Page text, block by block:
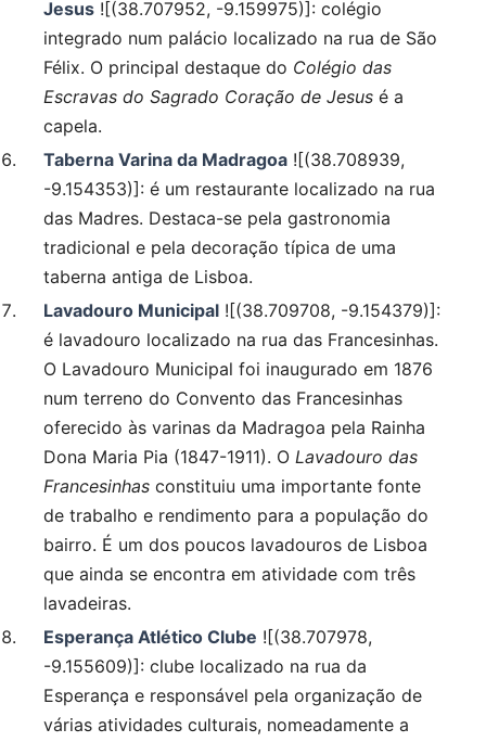
Jesus ![(38.707952, -9.159975)]: colégio
integrado num palácio localizado na rua de São
Félix. O principal destaque do Colégio das
Escravas do Sagrado Coração de Jesus é a
capela.
Taberna Varina da Madragoa ![(38.708939,
-9.154353)]: é um restaurante localizado na rua
das Madres. Destaca-se pela gastronomia
tradicional e pela decoração típica de uma
taberna antiga de Lisboa.
Lavadouro Municipal ![(38.709708, -9.154379)]:
é lavadouro localizado na rua das Francesinhas.
O Lavadouro Municipal foi inaugurado em 1876
num terreno do Convento das Francesinhas
oferecido às varinas da Madragoa pela Rainha
Dona Maria Pia (1847-1911). O Lavadouro das
Francesinhas constituiu uma importante fonte
de trabalho e rendimento para a população do
bairro. É um dos poucos lavadouros de Lisboa
que ainda se encontra em atividade com três
lavadeiras.
Esperança Atlético Clube ![(38.707978,
-9.155609)]: clube localizado na rua da
Esperança e responsável pela organização de
várias atividades culturais, nomeadamente a